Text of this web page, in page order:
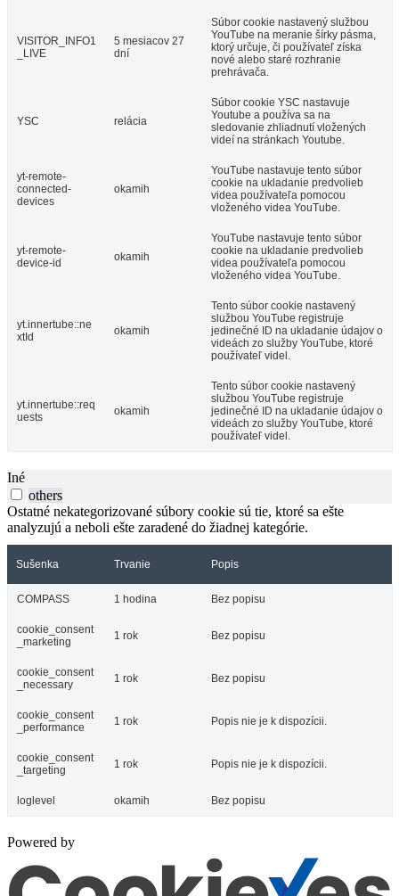
VISITOR_INFO1
_LIVE
5 mesiacov 27
dní
Súbor cookie nastavený službou
YouTube na meranie šírky pásma,
ktorý určuje, či používateľ získa
nové alebo staré rozhranie
prehrávača.
YSC relácia
Súbor cookie YSC nastavuje
Youtube a používa sa na
sledovanie zhliadnutí vložených
videí na stránkach Youtube.
yt-remote-
connected-
devices
okamih
YouTube nastavuje tento súbor
cookie na ukladanie predvolieb
videa používateľa pomocou
vloženého videa YouTube.
yt-remote-
device-id
okamih
YouTube nastavuje tento súbor
cookie na ukladanie predvolieb
videa používateľa pomocou
vloženého videa YouTube.
yt.innertube::ne
xtId
okamih
Tento súbor cookie nastavený
službou YouTube registruje
jedinečné ID na ukladanie údajov o
videách zo služby YouTube, ktoré
používateľ videl.
yt.innertube::req
uests
okamih
Tento súbor cookie nastavený
službou YouTube registruje
jedinečné ID na ukladanie údajov o
videách zo služby YouTube, ktoré
používateľ videl.
Iné
others
Ostatné nekategorizované súbory cookie sú tie, ktoré sa ešte
analyzujú a neboli ešte zaradené do žiadnej kategórie.
Sušenka Trvanie Popis
COMPASS 1 hodina Bez popisu
cookie_consent
_marketing
1 rok Bez popisu
cookie_consent
_necessary
1 rok Bez popisu
cookie_consent
_performance
1 rok Popis nie je k dispozícii.
cookie_consent
_targeting
1 rok Popis nie je k dispozícii.
loglevel okamih Bez popisu
Powered by